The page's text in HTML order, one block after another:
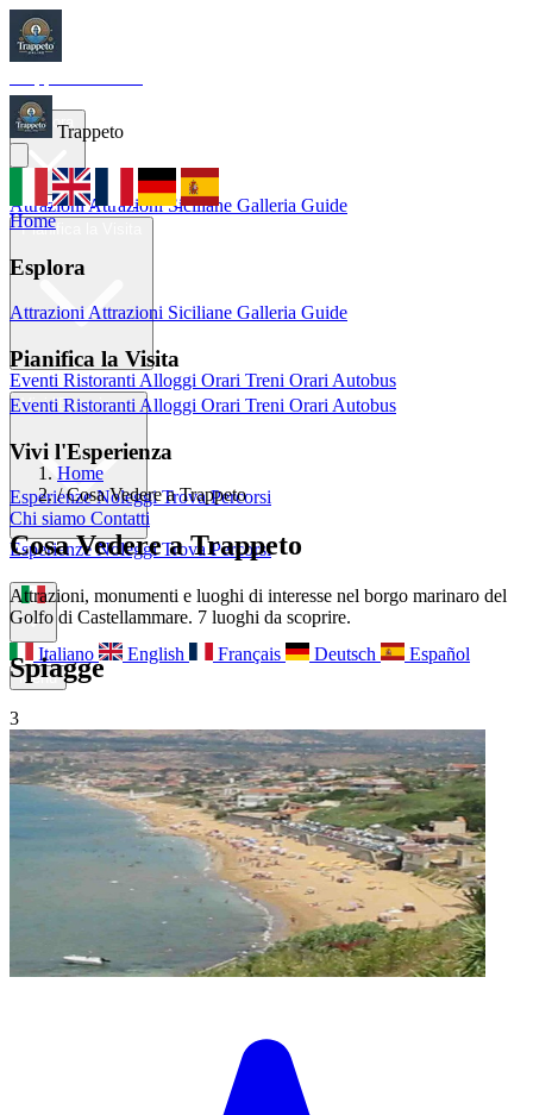
Home
AttrazioniAttrazioni Siciliane Galleria Guide
Eventi Ristoranti Alloggi Orari Treni Orari Autobus
EsperienzeNoleggiTrova Percorsi
Italiano English Français Deutsch Español
Menu
Trappeto
Home
Esplora
AttrazioniAttrazioni Siciliane Galleria Guide
Pianifica la Visita
Eventi Ristoranti Alloggi Orari Treni Orari Autobus
Vivi l'Esperienza
Esperienze Noleggi Trova Percorsi
Chi siamo Contatti
Home
/ Cosa Vedere a Trappeto
Cosa Vedere a Trappeto
Attrazioni, monumenti e luoghi di interesse nel borgo marinaro del
Golfo di Castellammare. 7 luoghi da scoprire.
Spiagge
3